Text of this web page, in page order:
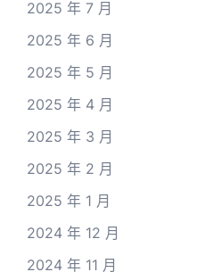
2025 年 7 月
2025 年 6 月
2025 年 5 月
2025 年 4 月
2025 年 3 月
2025 年 2 月
2025 年 1 月
2024 年 12 月
2024 年 11 月